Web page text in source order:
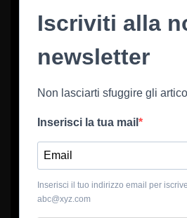
Iscriviti alla
newsletter
Non lasciarti sfuggire gli
Inserisci la tua mail
Inserisci il tuo indirizzo email per
abc@xyz.com